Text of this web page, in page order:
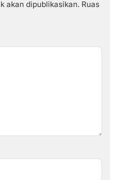
akan dipublikasikan. Ruas